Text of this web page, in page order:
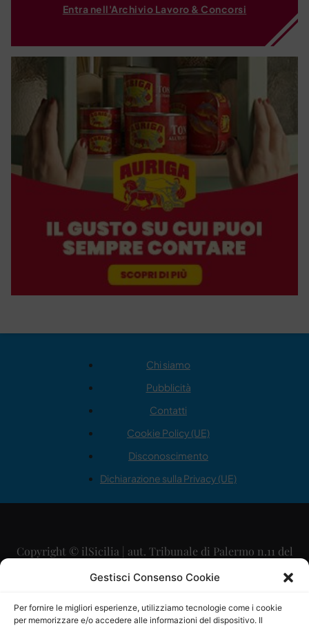
Gestisci Consenso Cookie
Per fornire le migliori esperienze, utilizziamo tecnologie come i cookie
per memorizzare e/o accedere alle informazioni del dispositivo. Il
Entra nell'Archivio Lavoro & Concorsi
Chi siamo
Pubblicità
Contatti
Cookie Policy (UE)
Disconoscimento
Dichiarazione sulla Privacy (UE)
Copyright © ilSicilia | aut. Tribunale di Palermo n.11 del
29/09/2015